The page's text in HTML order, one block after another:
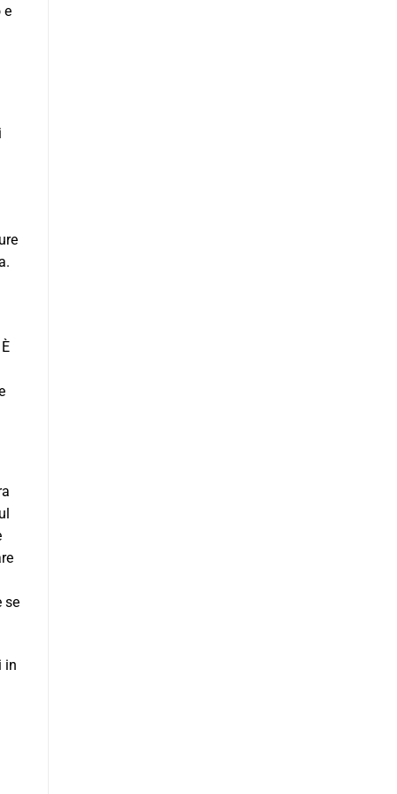
e
se
in